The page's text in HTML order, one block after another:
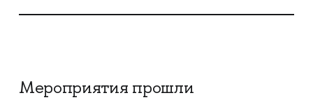
Мероприятия прошли